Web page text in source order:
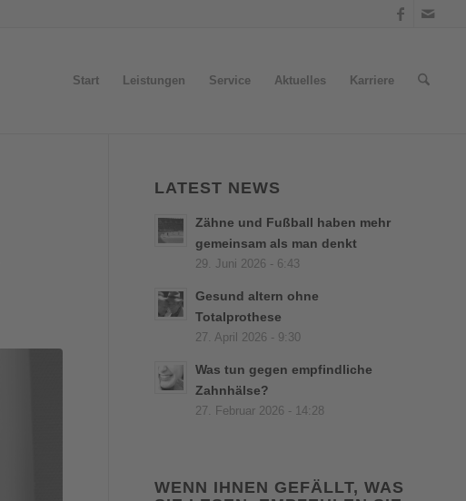
Start Leistungen Service Aktuelles Karriere
LATEST NEWS
Zähne und Fußball haben mehr
gemeinsam als man denkt
29. Juni 2026 - 6:43
Gesund altern ohne
Totalprothese
27. April 2026 - 9:30
Was tun gegen empfindliche
Zahnhälse?
27. Februar 2026 - 14:28
WENN IHNEN GEFÄLLT, WAS